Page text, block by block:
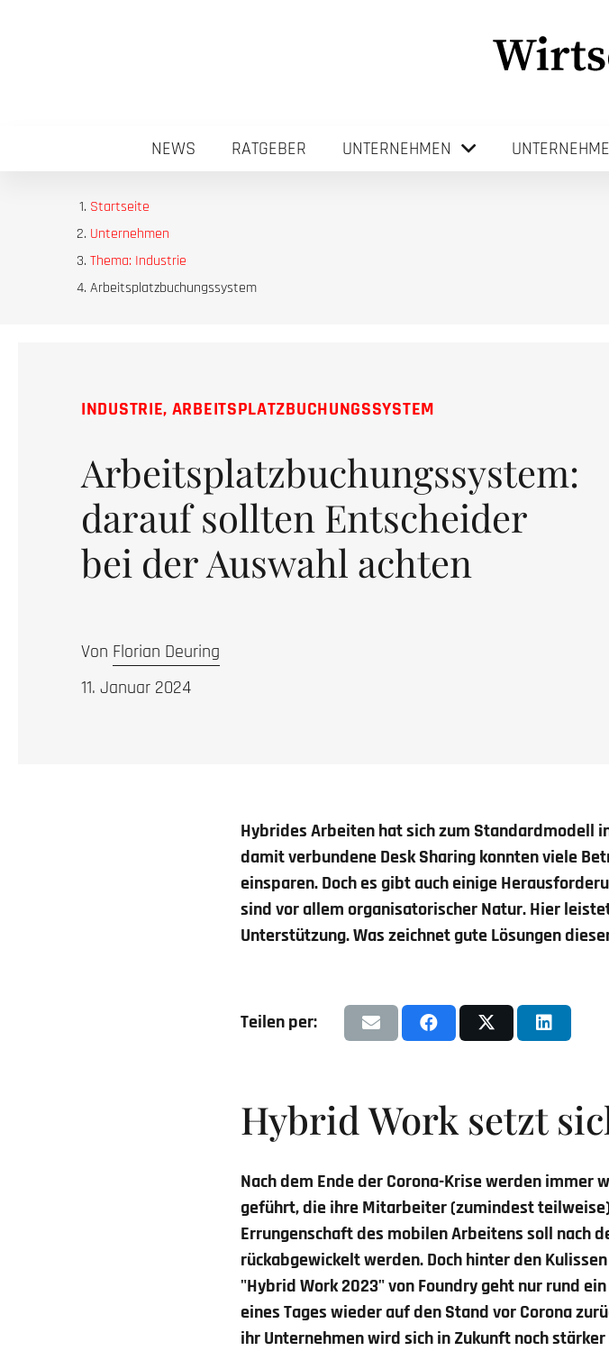
NEWS RATGEBER UNTERNEHMEN
Startseite
Unternehmen
Thema: Industrie
Arbeitsplatzbuchungssystem
INDUSTRIE, ARBEITSPLATZBUCHUNGSSYSTEM
Arbeitsplatzbuchungssystem:
darauf sollten Entscheider
bei der Auswahl achten
Von Florian Deuring
11. Januar 2024
Hybrides Arbeiten hat sich zum Standardmodell
damit verbundene Desk Sharing konnten viele
einsparen. Doch es gibt auch einige
sind vor allem organisatorischer Natur. Hier
Unterstützung. Was zeichnet gute Lösungen
Teilen per:
Hybrid Work setzt
Nach dem Ende der Corona-Krise werden
geführt, die ihre Mitarbeiter (zumindest
Errungenschaft des mobilen Arbeitens soll nach
rückabgewickelt werden. Doch hinter den
"Hybrid Work 2023" von Foundry geht nur rund
eines Tages wieder auf den Stand vor Corona
ihr Unternehmen wird sich in Zukunft noch